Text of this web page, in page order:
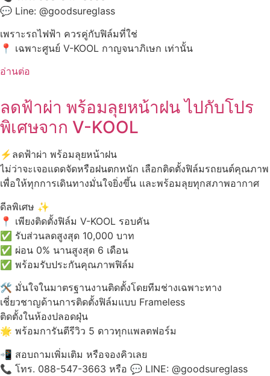
Line: @‌goodsureglass
เพราะรถไฟฟ้า ควรคู่กับฟิล์มที่ใช่
เฉพาะศูนย์ V-KOOL กาญจนาภิเษก เท่านั้น
อ่านต่อ
ลดฟ้าผ่า พร้อมลุยหน้าฝน ไปกับโปร
พิเศษจาก V-KOOL
ลดฟ้าผ่า พร้อมลุยหน้าฝน
ไม่ว่าจะเจอแดดจัดหรือฝนตกหนัก เลือกติดตั้งฟิล์มรถยนต์คุณภาพ
เพื่อให้ทุกการเดินทางมั่นใจยิ่งขึ้น และพร้อมลุยทุกสภาพอากาศ
ดีลพิเศษ
เพียงติดตั้งฟิล์ม V-KOOL รอบคัน
รับส่วนลดสูงสุด 10,000 บาท
ผ่อน 0% นานสูงสุด 6 เดือน
พร้อมรับประกันคุณภาพฟิล์ม
มั่นใจในมาตรฐานงานติดตั้งโดยทีมช่างเฉพาะทาง
เชี่ยวชาญด้านการติดตั้งฟิล์มแบบ Frameless
ติดตั้งในห้องปลอดฝุ่น
พร้อมการันตีรีวิว 5 ดาวทุกแพลตฟอร์ม
สอบถามเพิ่มเติม หรือจองคิวเลย
โทร. 088-547-3663 หรือ
LINE: @‌goodsureglass